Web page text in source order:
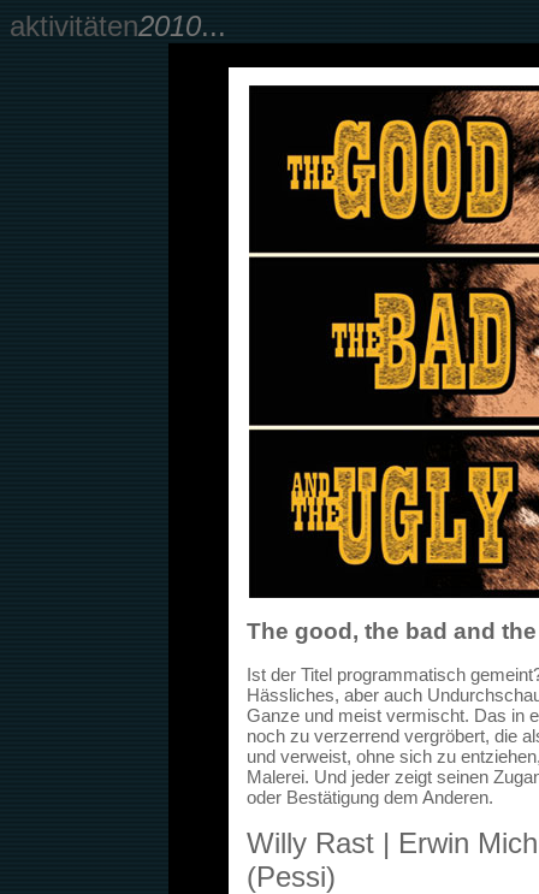
aktivitäten2010...
The good, the bad and
Ist der Titel programmatisch
Hässliches, aber auch
Ganze und meist vermischt. Das in
noch zu verzerrend vergröbert, die
und verweist, ohne sich zu
Malerei. Und jeder zeigt seinen
oder Bestätigung dem Anderen.
Willy Rast | Erwin
(Pessi)